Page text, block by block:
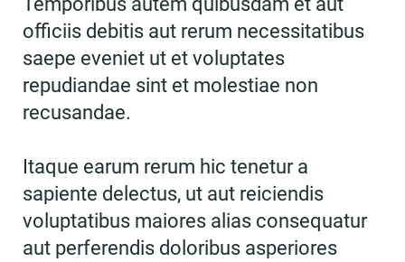
officiis debitis aut rerum necessitatibus
saepe eveniet ut et voluptates
repudiandae sint et molestiae non
recusandae.
Itaque earum rerum hic tenetur a
sapiente delectus, ut aut reiciendis
voluptatibus maiores alias consequatur
aut perferendis doloribus asperiores